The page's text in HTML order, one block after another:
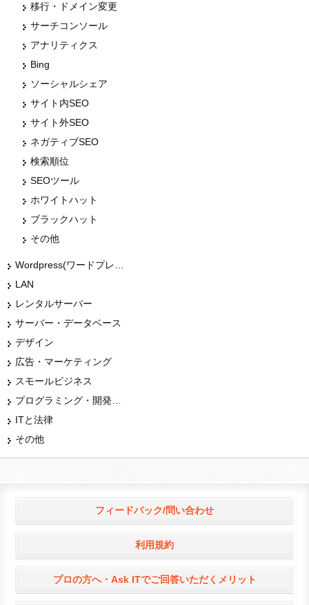
移行・ドメイン変更
サーチコンソール
アナリティクス
Bing
ソーシャルシェア
サイト内SEO
サイト外SEO
ネガティブSEO
検索順位
SEOツール
ホワイトハット
ブラックハット
その他
LAN
レンタルサーバー
サーバー・データベース
デザイン
広告・マーケティング
スモールビジネス
ITと法律
その他
フィードバック/問い合わせ
利用規約
プロの方へ・Ask ITでご回答いただくメリット